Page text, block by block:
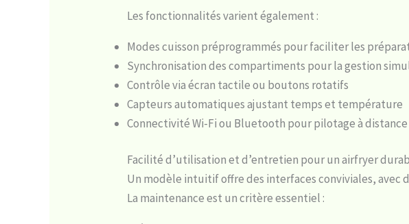
Les fonctionnalités varient également :
Modes cuisson préprogrammés pour faciliter les
Synchronisation des compartiments pour la gestion
Contrôle via écran tactile ou boutons rotatifs
Capteurs automatiques ajustant temps et température
Connectivité Wi-Fi ou Bluetooth pour pilotage à
Facilité d’utilisation et d’entretien pour un airfryer
Un modèle intuitif offre des interfaces conviviales, avec
La maintenance est un critère essentiel :